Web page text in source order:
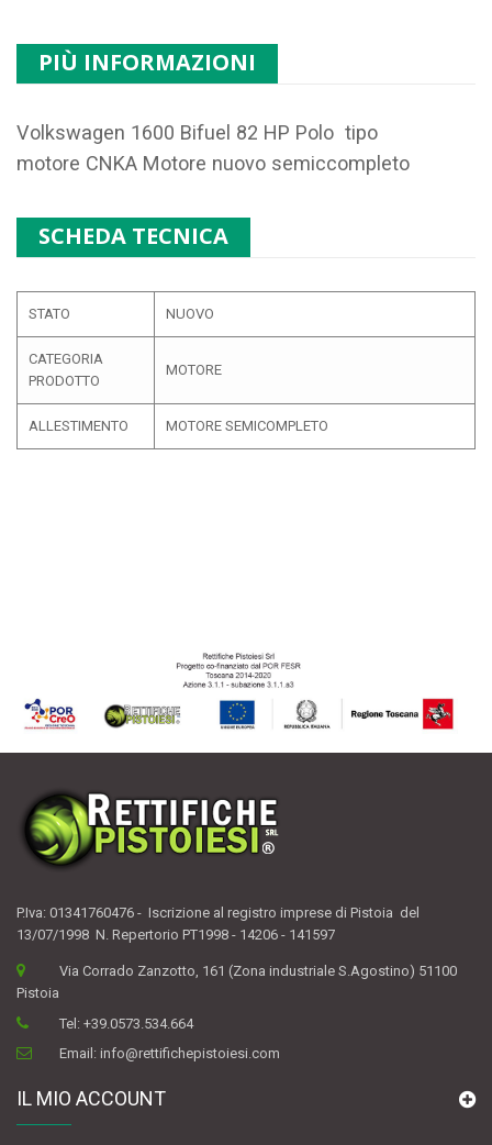
PIÙ INFORMAZIONI
Volkswagen 1600 Bifuel 82 HP Polo tipo
motore CNKA Motore nuovo semiccompleto
SCHEDA TECNICA
STATO NUOVO
CATEGORIA
PRODOTTO
MOTORE
ALLESTIMENTO MOTORE SEMICOMPLETO
P.Iva: 01341760476 - Iscrizione al registro imprese di Pistoia del
13/07/1998 N. Repertorio PT1998 - 14206 - 141597
Via Corrado Zanzotto, 161 (Zona industriale S.Agostino) 51100
Pistoia
Tel:+39.0573.534.664
Email:info@rettifichepistoiesi.com
IL MIO ACCOUNT